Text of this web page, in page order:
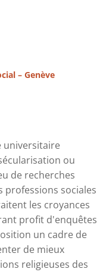
– Genève
universitaire
ou
de recherches
professions sociales
les croyances
profit d'enquêtes
un cadre de
de mieux
religieuses des